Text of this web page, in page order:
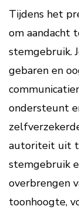
Tijdens het
om aandacht
stemgebruik.
gebaren en
ondersteunt
autoriteit uit
stemgebruik
overbrengen
toonhoogte,